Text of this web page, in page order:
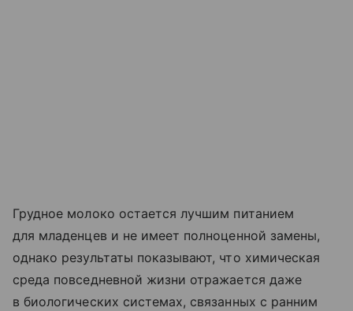
Грудное молоко остается лучшим питанием
для младенцев и не имеет полноценной замены,
однако результаты показывают, что химическая
среда повседневной жизни отражается даже
в биологических системах, связанных с ранним